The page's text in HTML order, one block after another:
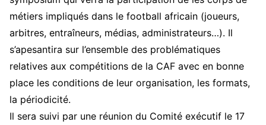
métiers impliqués dans le football africain (joueurs,
arbitres, entraîneurs, médias, administrateurs…). Il
s’apesantira sur l’ensemble des problématiques
relatives aux compétitions de la CAF avec en bonne
place les conditions de leur organisation, les formats,
la périodicité.
Il sera suivi par une réunion du Comité exécutif le 17